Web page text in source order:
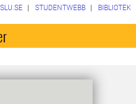
SLU.SE STUDENTWEBB BIBLIOTEK